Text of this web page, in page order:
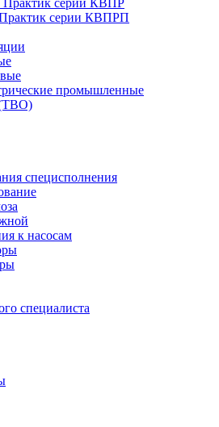
Практик серии КВПР
серии КВПРП
промышленные
специсполнения
к насосам
специалиста